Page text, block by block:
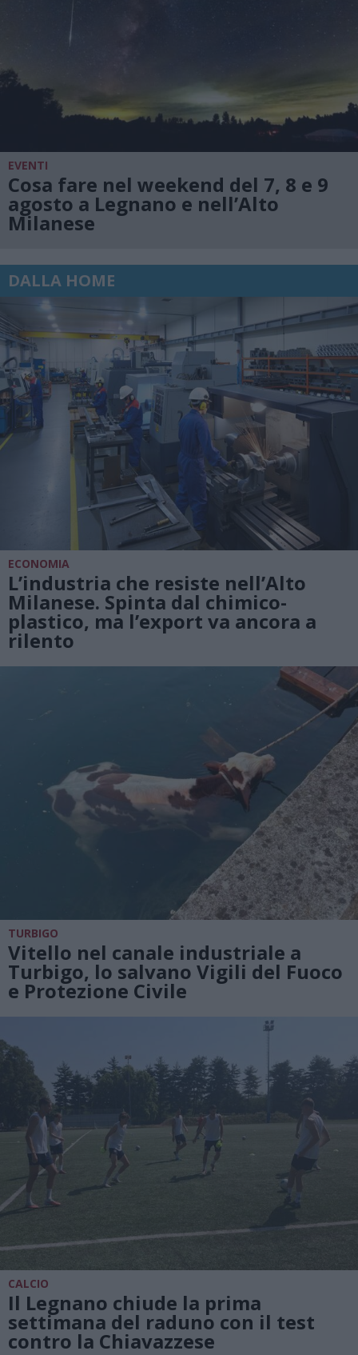
EVENTI
Cosa fare nel weekend del 7, 8 e 9
agosto a Legnano e nell’Alto
Milanese
DALLA HOME
ECONOMIA
L’industria che resiste nell’Alto
Milanese. Spinta dal chimico-
plastico, ma l’export va ancora a
rilento
TURBIGO
Vitello nel canale industriale a
Turbigo, lo salvano Vigili del Fuoco
e Protezione Civile
CALCIO
Il Legnano chiude la prima
settimana del raduno con il test
contro la Chiavazzese